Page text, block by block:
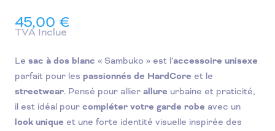
45,00 €
TVA Inclue
Le sac à dos blanc « Sambuko » est l’accessoire unisexe
parfait pour les passionnés de HardCore et le
streetwear. Pensé pour allier allure urbaine et praticité,
il est idéal pour compléter votre garde robe avec un
look unique et une forte identité visuelle inspirée des